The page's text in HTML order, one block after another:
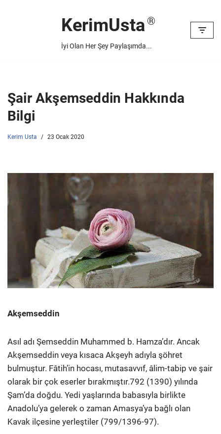
KerimUsta
İyi Olan Her Şey Paylaşımda...
Şair Akşemseddin Hakkında
Bilgi
Kerim Usta 23 Ocak 2020
Akşemseddin
Asıl adı Şemseddin Muhammed b. Hamza’dır. Ancak
Akşemseddin veya kısaca Akşeyh adıyla şöhret
bulmuştur. Fâtih’in hocası, mutasavvıf, âlim-tabip ve şair
olarak bir çok eserler bırakmıştır.792 (1390) yılında
Şam’da doğdu. Yedi yaşlarında babasıyla birlikte
Anadolu’ya gelerek o zaman Amasya’ya bağlı olan
Kavak ilçesine yerleştiler (799/1396-97).